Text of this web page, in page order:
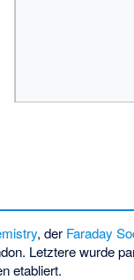
, der Faraday
Letztere wurde
etabliert.